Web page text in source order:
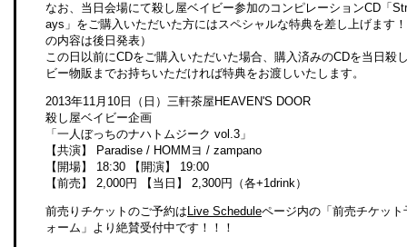
なお、当日会場にて殺し屋ベイビー参加のコンピレーションCD「
ays」をご購入いただいた方にはスペシャルな特典を差し上げます
の内容は後日発表）
この日以前にCDをご購入いただいた場合、購入済みのCDを当日殺
ビー物販までお持ちいただければ特典をお渡しいたします。
2013年11月10日（日）三軒茶屋HEAVEN'S DOOR
殺し屋ベイビー企画
「一人ぼっちのナハトムジーク vol.3」
【共演】 Paradise / HOMMヨ / zampano
【開場】 18:30 【開演】 19:00
【前売】 2,000円 【当日】 2,300円（各+1drink）
前売りチケットのご予約は Live Scheduleページ内の「前売チケット
ォーム」より絶賛受付中です！！！